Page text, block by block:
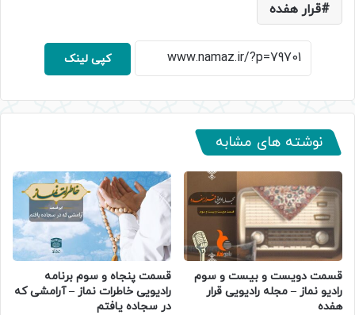
قرار هفده
کپی لینک
نوشته های مشابه
قسمت دویست و بیست و سوم
رادیو نماز – مجله رادیویی قرار
هفده
قسمت پنجاه و سوم برنامه
رادیویی خاطرات نماز – آرامشی که
در سجاده یافتم